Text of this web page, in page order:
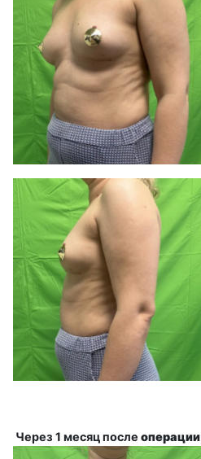
Через 1 месяц после операции